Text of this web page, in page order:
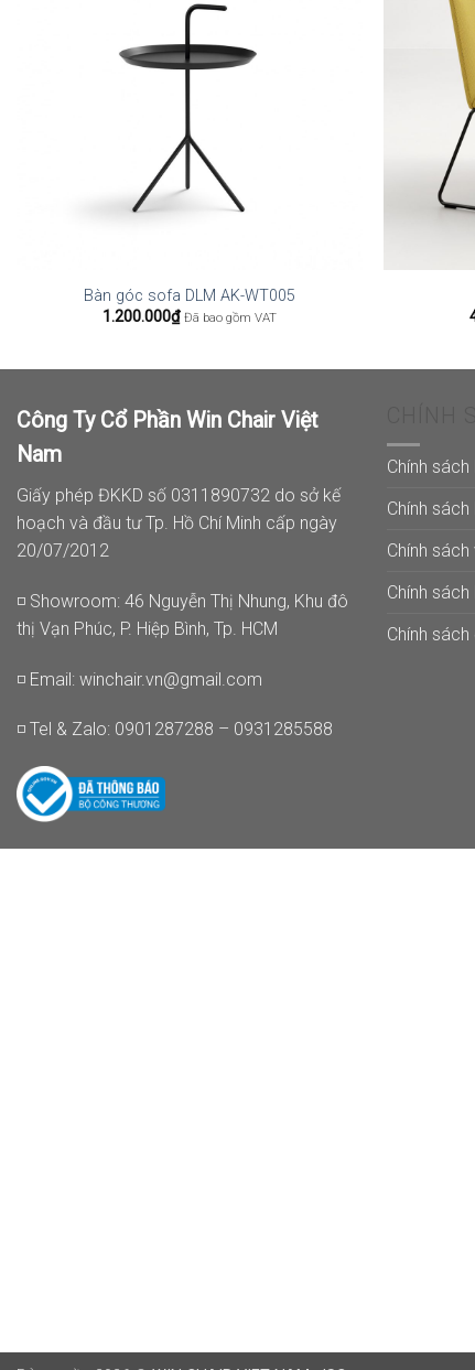
Bàn góc sofa DLM AK-WT005
1.200.000₫ Đã bao gồm VAT
Công Ty Cổ Phần Win Chair Việt
Nam
Giấy phép ĐKKD số 0311890732 do sở kế
hoạch và đầu tư Tp. Hồ Chí Minh cấp ngày
20/07/2012
◽ Showroom: 46 Nguyễn Thị Nhung, Khu đô
thị Vạn Phúc, P. Hiệp Bình, Tp. HCM
◽ Email: winchair.vn@gmail.com
◽ Tel & Zalo: 0901287288 – 0931285588
Chính
Chính
Chính
Chính
Chính